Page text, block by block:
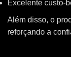
Excelente custo-
Além disso, o
reforçando a